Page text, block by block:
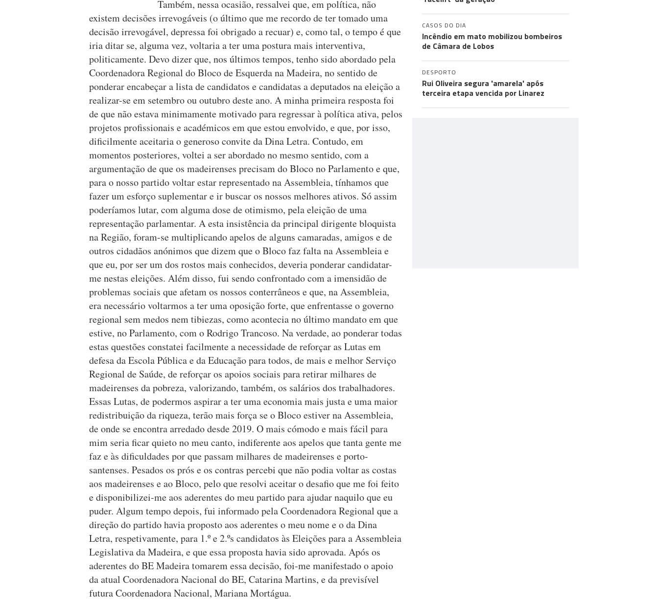
Também, nessa ocasião, ressalvei que, em política, não
existem decisões irrevogáveis (o último que me recordo de ter tomado uma
decisão irrevogável, depressa foi obrigado a recuar) e, como tal, o tempo é que
iria ditar se, alguma vez, voltaria a ter uma postura mais interventiva,
politicamente. Devo dizer que, nos últimos tempos, tenho sido abordado pela
Coordenadora Regional do Bloco de Esquerda na Madeira, no sentido de
ponderar encabeçar a lista de candidatos e candidatas a deputados na eleição a
realizar-se em setembro ou outubro deste ano. A minha primeira resposta foi
de que não estava minimamente motivado para regressar à política ativa, pelos
projetos profissionais e académicos em que estou envolvido, e que, por isso,
dificilmente aceitaria o generoso convite da Dina Letra. Contudo, em
momentos posteriores, voltei a ser abordado no mesmo sentido, com a
argumentação de que os madeirenses precisam do Bloco no Parlamento e que,
para o nosso partido voltar estar representado na Assembleia, tínhamos que
fazer um esforço suplementar e ir buscar os nossos melhores ativos. Só assim
poderíamos lutar, com alguma dose de otimismo, pela eleição de uma
representação parlamentar. A esta insistência da principal dirigente bloquista
na Região, foram-se multiplicando apelos de alguns camaradas, amigos e de
outros cidadãos anónimos que dizem que o Bloco faz falta na Assembleia e
que eu, por ser um dos rostos mais conhecidos, deveria ponderar candidatar-
me nestas eleições. Além disso, fui sendo confrontado com a imensidão de
problemas sociais que afetam os nossos conterrâneos e que, na Assembleia,
era necessário voltarmos a ter uma oposição forte, que enfrentasse o governo
regional sem medos nem tibiezas, como acontecia no último mandato em que
estive, no Parlamento, com o Rodrigo Trancoso. Na verdade, ao ponderar todas
estas questões constatei facilmente a necessidade de reforçar as Lutas em
defesa da Escola Pública e da Educação para todos, de mais e melhor Serviço
Regional de Saúde, de reforçar os apoios sociais para retirar milhares de
madeirenses da pobreza, valorizando, também, os salários dos trabalhadores.
Essas Lutas, de podermos aspirar a ter uma economia mais justa e uma maior
redistribuição da riqueza, terão mais força se o Bloco estiver na Assembleia,
de onde se encontra arredado desde 2019. O mais cómodo e mais fácil para
mim seria ficar quieto no meu canto, indiferente aos apelos que tanta gente me
faz e às dificuldades por que passam milhares de madeirenses e porto-
santenses. Pesados os prós e os contras percebi que não podia voltar as costas
aos madeirenses e ao Bloco, pelo que resolvi aceitar o desafio que me foi feito
e disponibilizei-me aos aderentes do meu partido para ajudar naquilo que eu
puder. Algum tempo depois, fui informado pela Coordenadora Regional que a
direção do partido havia proposto aos aderentes o meu nome e o da Dina
Letra, respetivamente, para 1.º e 2.ºs candidatos às Eleições para a Assembleia
Legislativa da Madeira, e que essa proposta havia sido aprovada. Após os
aderentes do BE Madeira tomarem essa decisão, foi-me manifestado o apoio
da atual Coordenadora Nacional do BE, Catarina Martins, e da previsível
futura Coordenadora Nacional, Mariana Mortágua.
CASOS DO DIA
Incêndio em mato mobilizou bombeiros
de Câmara de Lobos
DESPORTO
Rui Oliveira segura 'amarela' após
terceira etapa vencida por Linarez